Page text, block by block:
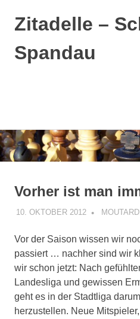
Zum
Inhalt
springen
Zitadelle –
Spandau
Vorher ist man
10. OKTOBER 2012 MOUTARD
Vor der Saison wissen wir
passiert … nachher sind wir
wir schon jetzt: Nach
Landesliga und gewissen
geht es in der Stadtliga
herzustellen. Neue